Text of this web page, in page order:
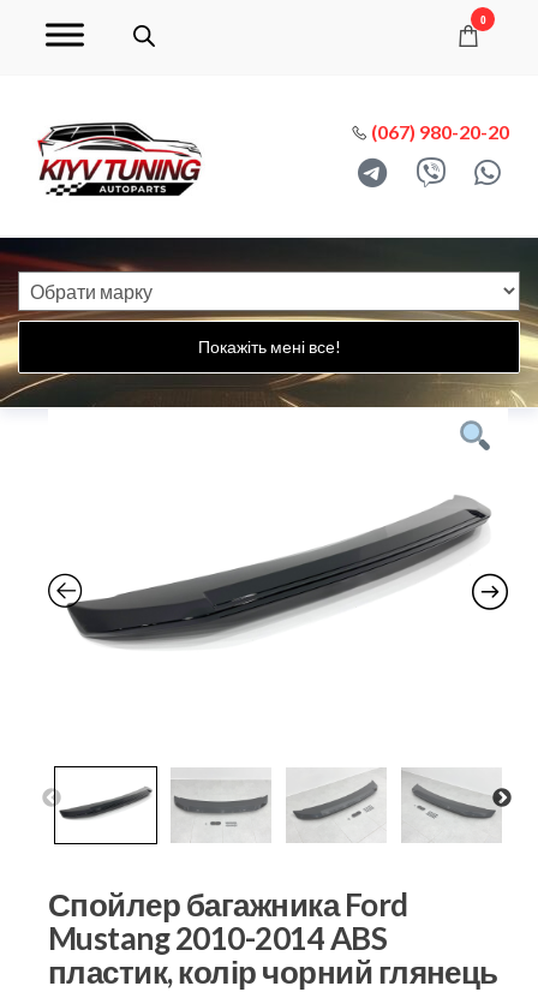
0
(067) 980-20-20
Покажіть мені все!
Спойлер багажника Ford
Mustang 2010-2014 ABS
пластик, колір чорний глянець